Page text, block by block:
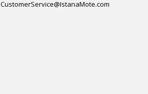
CustomerService@IstanaMote.com